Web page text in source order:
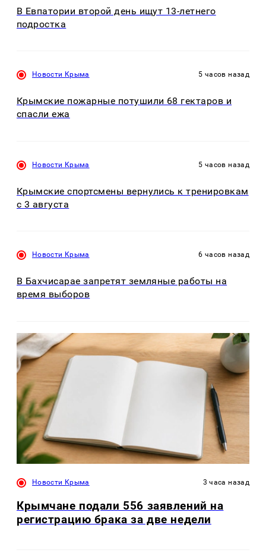
В Евпатории второй день ищут 13-летнего
подростка
Новости Крыма 5 часов назад
Крымские пожарные потушили 68 гектаров и
спасли ежа
Новости Крыма 5 часов назад
Крымские спортсмены вернулись к тренировкам
с 3 августа
Новости Крыма 6 часов назад
В Бахчисарае запретят земляные работы на
время выборов
Новости Крыма 3 часа назад
Крымчане подали 556 заявлений на
регистрацию брака за две недели